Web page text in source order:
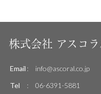
株式会社 アスコ
Email :
info@ascoral.co.jp
Tel
: 06-6391-5881